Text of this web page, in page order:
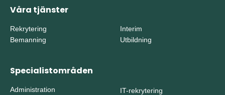
Våra tjänster
Rekrytering
Bemanning
Interim
Utbildning
Specialistområden
Administration
IT-rekrytering